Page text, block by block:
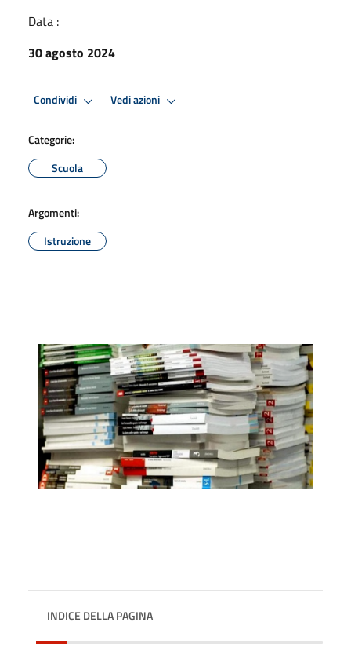
Data :
30 agosto 2024
Condividi Vedi azioni
Categorie:
Scuola
Argomenti:
Istruzione
INDICE DELLA PAGINA